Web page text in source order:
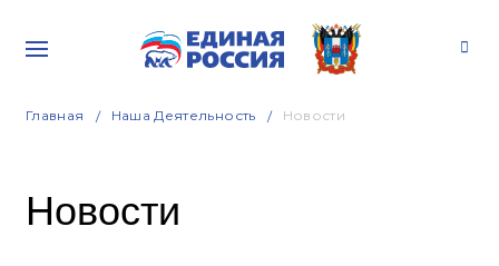
Главная Наша Деятельность Новости
Новости